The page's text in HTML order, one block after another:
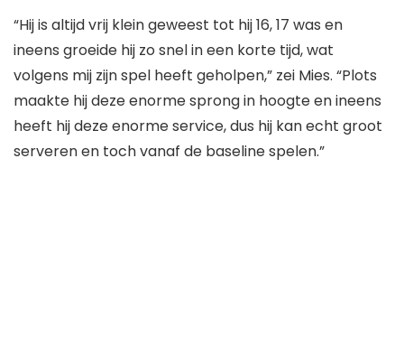
“Hij is altijd vrij klein geweest tot hij 16, 17 was en
ineens groeide hij zo snel in een korte tijd, wat
volgens mij zijn spel heeft geholpen,” zei Mies. “Plots
maakte hij deze enorme sprong in hoogte en ineens
heeft hij deze enorme service, dus hij kan echt groot
serveren en toch vanaf de baseline spelen.”